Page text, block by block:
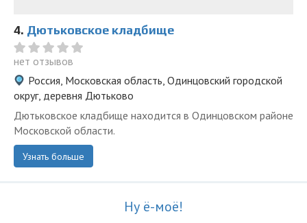
4. Дютьковское кладбище
нет отзывов
Россия, Московская область, Одинцовский городской
округ, деревня Дютьково
Дютьковское кладбище находится в Одинцовском районе
Московской области.
Узнать больше
Ну ё-моё!